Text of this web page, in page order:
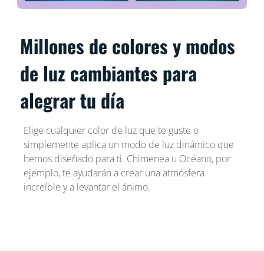
Millones de colores y modos
de luz cambiantes para
alegrar tu día
Elige cualquier color de luz que te guste o
simplemente aplica un modo de luz dinámico que
hemos diseñado para ti. Chimenea u Océano, por
ejemplo, te ayudarán a crear una atmósfera
increíble y a levantar el ánimo.